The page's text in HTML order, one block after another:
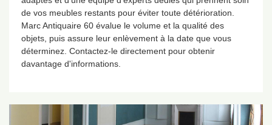
de vos meubles restants pour éviter toute détérioration.
Marc Antiquaire 60 évalue le volume et la qualité des
objets, puis assure leur enlèvement à la date que vous
déterminez. Contactez-le directement pour obtenir
davantage d'informations.